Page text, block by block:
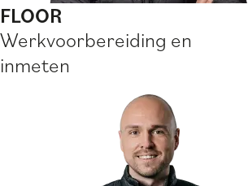
FLOOR
Werkvoorbereiding en
inmeten